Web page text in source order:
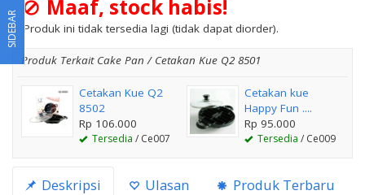
Maaf, stock habis!
Produk ini tidak tersedia lagi (tidak dapat diorder).
Produk Terkait Cake Pan / Cetakan Kue Q2 8501
Cetakan Kue Q2
8502
Rp 106.000
Tersedia / Ce007
Cetakan kue
Happy Fun ....
Rp 95.000
Tersedia / Ce009
Deskripsi Ulasan Produk Terbaru
SIDEBAR